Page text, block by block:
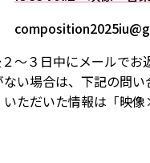
～３日中にメールでお
い場合は、下記の問い
いただいた情報は「映